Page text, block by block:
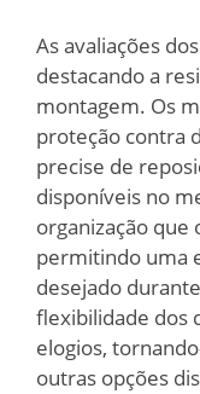
As avaliações
destacando a
montagem. Os
proteção contra
precise de
disponíveis no
organização
permitindo uma
desejado
flexibilidade dos
elogios,
outras opções